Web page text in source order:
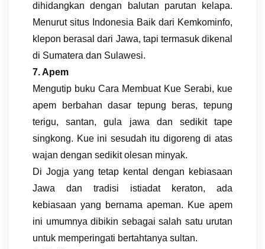
dihidangkan dengan balutan parutan kelapa.
Menurut situs Indonesia Baik dari Kemkominfo,
klepon berasal dari Jawa, tapi termasuk dikenal
di Sumatera dan Sulawesi.
7. Apem
Mengutip buku Cara Membuat Kue Serabi, kue
apem berbahan dasar tepung beras, tepung
terigu, santan, gula jawa dan sedikit tape
singkong. Kue ini sesudah itu digoreng di atas
wajan dengan sedikit olesan minyak.
Di Jogja yang tetap kental dengan kebiasaan
Jawa dan tradisi istiadat keraton, ada
kebiasaan yang bernama apeman. Kue apem
ini umumnya dibikin sebagai salah satu urutan
untuk memperingati bertahtanya sultan.